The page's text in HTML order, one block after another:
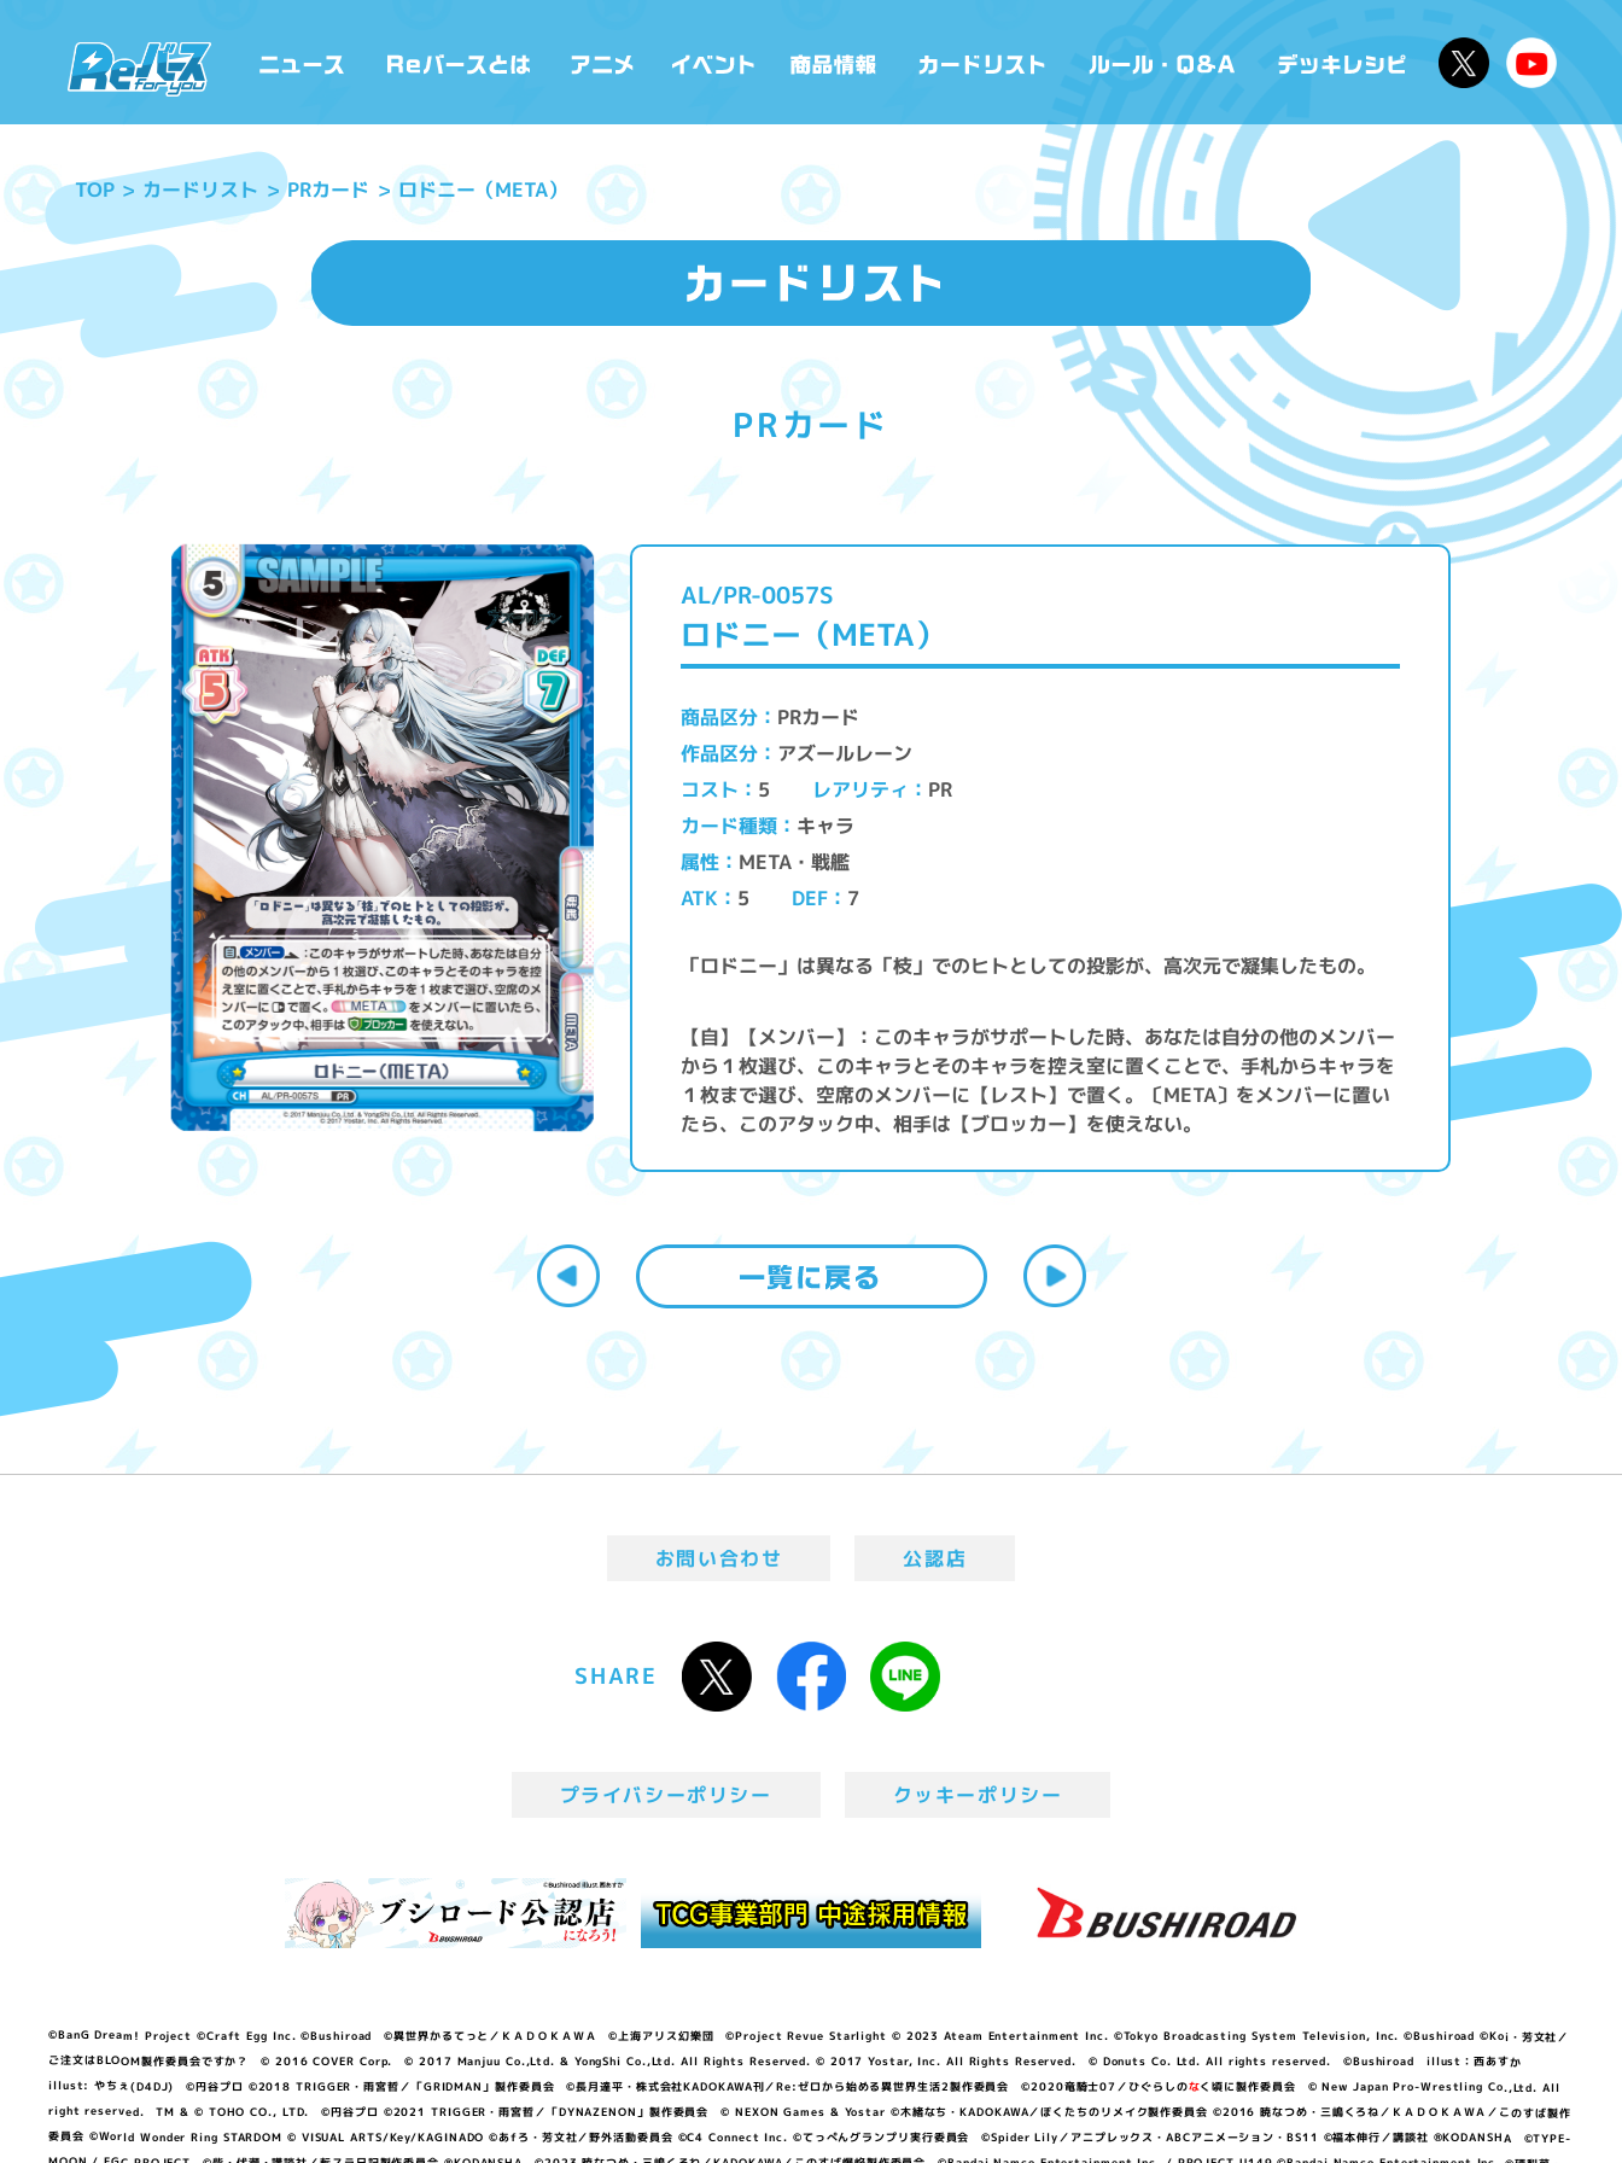
TOP カードリスト PRカード ロドニー（META）
PRカード
AL/PR-0057S
ロドニー（META）
商品区分 PRカード
作品区分 アズールレーン
コスト 5 レアリティ PR
カード種類 キャラ
属性 META・戦艦
ATK 5 DEF 7
「ロドニー」は異なる「枝」でのヒトとしての投影が、高次元で凝集したもの。
【自】【メンバー】：このキャラがサポートした時、あなたは自分の他のメンバー
から１枚選び、このキャラとそのキャラを控え室に置くことで、手札からキャラを
１枚まで選び、空席のメンバーに【レスト】で置く。〔META〕をメンバーに置い
たら、このアタック中、相手は【ブロッカー】を使えない。
お問い合わせ 公認店
SHARE
プライバシーポリシー クッキーポリシー
©BanG Dream! Project ©Craft Egg Inc. ©Bushiroad ©異世界かるてっと／ＫＡＤＯＫＡＷＡ ©上海アリス幻樂団 ©Project Revue Starlight © 2023 Ateam Entertainment Inc. ©Tokyo Broadcasting System Television, Inc. ©Bushiroad ©Koi・芳文社／
ご注文はBLOOM製作委員会ですか？ © 2016 COVER Corp. © 2017 Manjuu Co.,Ltd. & YongShi Co.,Ltd. All Rights Reserved. © 2017 Yostar, Inc. All Rights Reserved. © Donuts Co. Ltd. All rights reserved. ©Bushiroad illust：西あすか
illust: やちぇ(D4DJ) ©円谷プロ ©2018 TRIGGER・雨宮哲／「GRIDMAN」製作委員会 ©長月達平・株式会社KADOKAWA刊／Re:ゼロから始める異世界生活2製作委員会 ©2020竜騎士07／ひぐらしのなく頃に製作委員会 © New Japan Pro-Wrestling Co.,Ltd. All
right reserved. TM & © TOHO CO., LTD. ©円谷プロ ©2021 TRIGGER・雨宮哲／「DYNAZENON」製作委員会 © NEXON Games & Yostar ©木緒なち・KADOKAWA／ぼくたちのリメイク製作委員会 ©2016 暁なつめ・三嶋くろね／ＫＡＤＯＫＡＷＡ／このすば製作
委員会 ©World Wonder Ring STARDOM © VISUAL ARTS/Key/KAGINADO ©あfろ・芳文社／野外活動委員会 ©C4 Connect Inc. ©てっぺんグランプリ実行委員会 ©Spider Lily／アニプレックス・ABCアニメーション・BS11 ©福本伸行／講談社 ®KODANSHA ©TYPE-